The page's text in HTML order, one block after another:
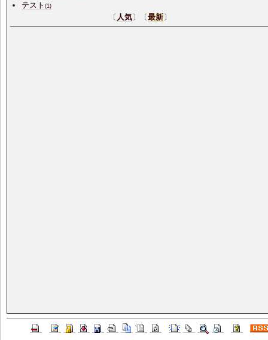
テスト(1)
〔 人気〕〔最新〕